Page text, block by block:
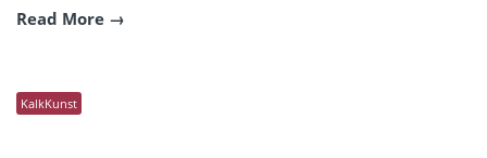
Read More
KalkKunst